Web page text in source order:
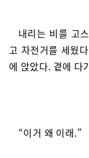
내리는 비를 고
고 자전거를 세웠
에 앉았다. 곁에 다
“이거 왜 이래.”